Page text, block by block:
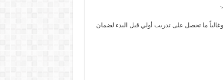
ى تدريب أولي قبل البدء لضمان